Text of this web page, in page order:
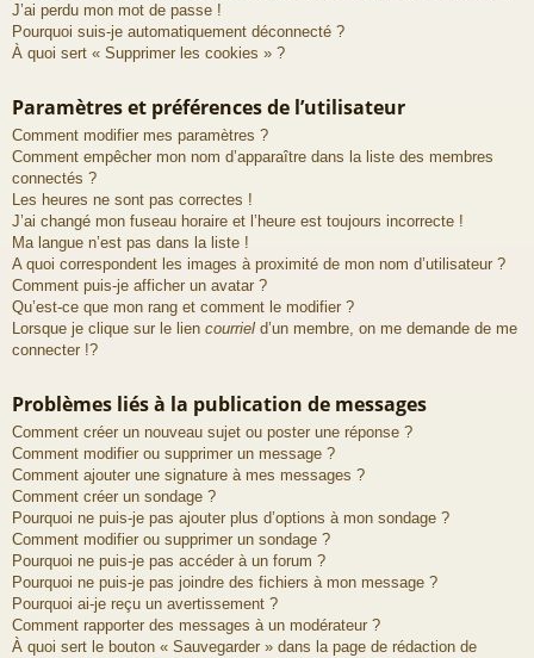
J’ai perdu mon mot de passe !
Pourquoi suis-je automatiquement déconnecté ?
À quoi sert « Supprimer les cookies » ?
Paramètres et préférences de l’utilisateur
Comment modifier mes paramètres ?
Comment empêcher mon nom d’apparaître dans la liste des membres
connectés ?
Les heures ne sont pas correctes !
J’ai changé mon fuseau horaire et l’heure est toujours incorrecte !
Ma langue n’est pas dans la liste !
A quoi correspondent les images à proximité de mon nom d’utilisateur ?
Comment puis-je afficher un avatar ?
Qu’est-ce que mon rang et comment le modifier ?
Lorsque je clique sur le lien courriel d’un membre, on me demande de me
connecter !?
Problèmes liés à la publication de messages
Comment créer un nouveau sujet ou poster une réponse ?
Comment modifier ou supprimer un message ?
Comment ajouter une signature à mes messages ?
Comment créer un sondage ?
Pourquoi ne puis-je pas ajouter plus d’options à mon sondage ?
Comment modifier ou supprimer un sondage ?
Pourquoi ne puis-je pas accéder à un forum ?
Pourquoi ne puis-je pas joindre des fichiers à mon message ?
Pourquoi ai-je reçu un avertissement ?
Comment rapporter des messages à un modérateur ?
À quoi sert le bouton « Sauvegarder » dans la page de rédaction de